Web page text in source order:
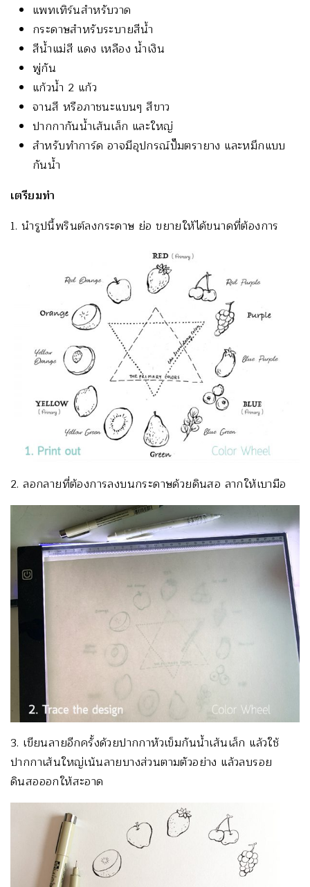
แพทเทิร์นสำหรับวาด
กระดาษสำหรับระบายสีน้ำ
สีน้ำแม่สี แดง เหลือง น้ำเงิน
พู่กัน
แก้วน้ำ 2 แก้ว
จานสี หรือภาชนะแบนๆ สีขาว
ปากกากันน้ำเส้นเล็ก และใหญ่
สำหรับทำการ์ด อาจมีอุปกรณ์ปั๊มตรายาง และหมึกแบบ
กันน้ำ
เตรียมทำ
1. นำรูปนี้พรินต์ลงกระดาษ ย่อ ขยายให้ได้ขนาดที่ต้องการ
2. ลอกลายที่ต้องการลงบนกระดาษด้วยดินสอ ลากให้เบามือ
3. เขียนลายอีกครั้งด้วยปากกาหัวเข็มกันน้ำเส้นเล็ก แล้วใช้
ปากกาเส้นใหญ่เน้นลายบางส่วนตามตัวอย่าง แล้วลบรอย
ดินสอออกให้สะอาด